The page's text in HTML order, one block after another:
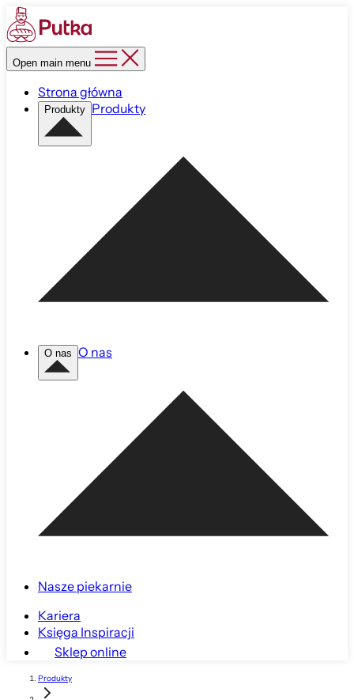
Open main menu
Strona główna
Produkty Produkty
O nas O nas
Nasze piekarnie
Kariera
Księga Inspiracji
Sklep online
Produkty